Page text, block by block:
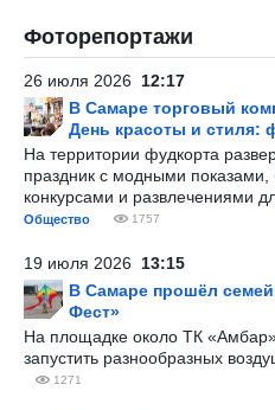
Фоторепортажи
26 июля 2026 12:17
В Самаре торговый
День красоты и стиля:
На территории фудкорта
праздник с модными показами,
конкурсами и развлечениями
Общество 1757
19 июля 2026 13:15
В Самаре прошёл
Фест»
На площадке около ТК
запустить разнообразных
1271